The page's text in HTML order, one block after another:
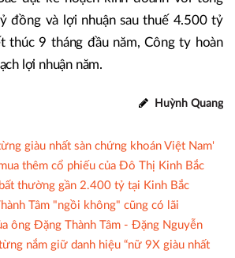
đồng và lợi nhuận sau thuế 4.500 tỷ
thúc 9 tháng đầu năm, Công ty hoàn
lợi nhuận năm.
giàu nhất sàn chứng khoán Việt Nam'
thêm cổ phiếu của Đô Thị Kinh Bắc
thường gần 2.400 tỷ tại Kinh Bắc
Tâm "ngồi không" cũng có lãi
ông Đặng Thành Tâm - Đặng Nguyễn
nắm giữ danh hiệu “nữ 9X giàu nhất